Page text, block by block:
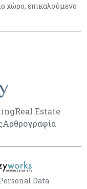
χώρο, επικαλούμενο
Real Estate
Αρθρογραφία
Data